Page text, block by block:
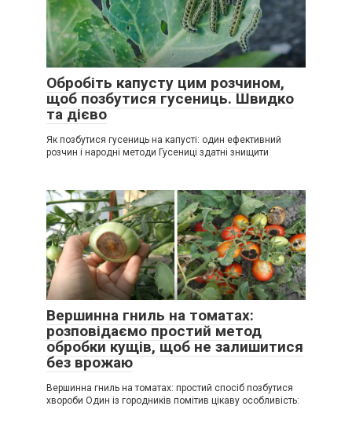
Обробіть капусту цим розчином,
щоб позбутися гусениць. Швидко
та дієво
Як позбутися гусениць на капусті: один ефективний
розчин і народні методи Гусениці здатні знищити
Вершинна гниль на томатах:
розповідаємо простий метод
обробки кущів, щоб не залишитися
без врожаю
Вершинна гниль на томатах: простий спосіб позбутися
хвороби Один із городників помітив цікаву особливість: